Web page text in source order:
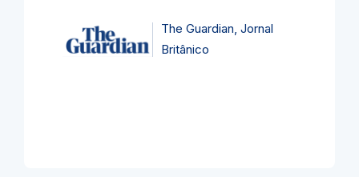
The Guardian, Jornal
Britânico